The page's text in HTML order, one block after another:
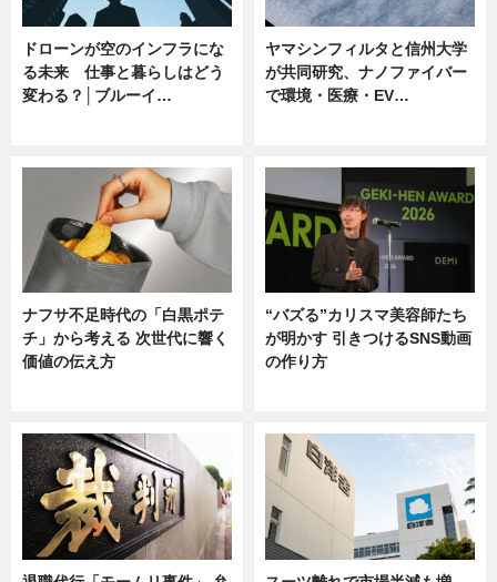
ドローンが空のインフラにな
る未来 仕事と暮らしはどう
変わる？│ブルーイ…
ヤマシンフィルタと信州大学
が共同研究、ナノファイバー
で環境・医療・EV…
ナフサ不足時代の「白黒ポテ
チ」から考える 次世代に響く
価値の伝え方
“バズる”カリスマ美容師たち
が明かす 引きつけるSNS動画
の作り方